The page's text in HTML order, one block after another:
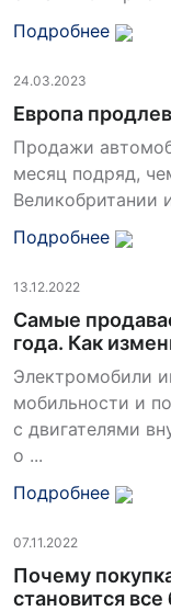
Подробнее
24.03.2023
Европа
Продажи
месяц подряд,
Великобритании
Подробнее
13.12.2022
Самые
года. Как
Электромобили
мобильности и
с двигателями
о ...
Подробнее
07.11.2022
Почему
становится